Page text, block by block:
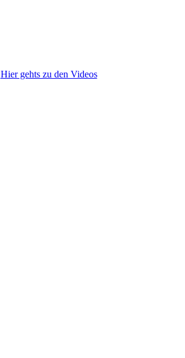
Hier gehts zu den Videos